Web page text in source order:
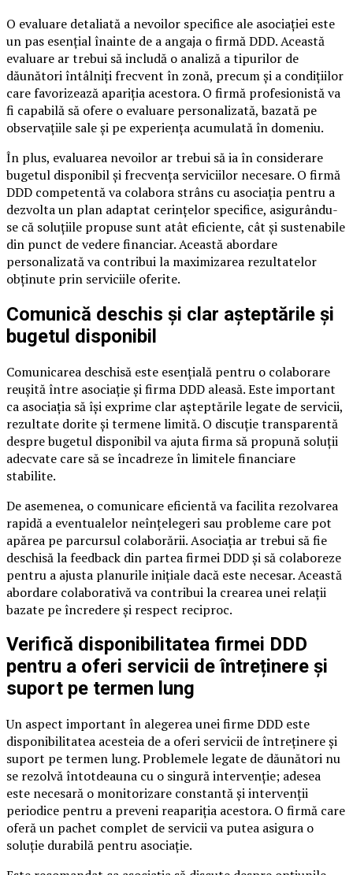
O evaluare detaliată a nevoilor specifice ale asociației este
un pas esențial înainte de a angaja o firmă DDD. Această
evaluare ar trebui să includă o analiză a tipurilor de
dăunători întâlniți frecvent în zonă, precum și a condițiilor
care favorizează apariția acestora. O firmă profesionistă va
fi capabilă să ofere o evaluare personalizată, bazată pe
observațiile sale și pe experiența acumulată în domeniu.
În plus, evaluarea nevoilor ar trebui să ia în considerare
bugetul disponibil și frecvența serviciilor necesare. O firmă
DDD competentă va colabora strâns cu asociația pentru a
dezvolta un plan adaptat cerințelor specifice, asigurându-
se că soluțiile propuse sunt atât eficiente, cât și sustenabile
din punct de vedere financiar. Această abordare
personalizată va contribui la maximizarea rezultatelor
obținute prin serviciile oferite.
Comunică deschis și clar așteptările și
bugetul disponibil
Comunicarea deschisă este esențială pentru o colaborare
reușită între asociație și firma DDD aleasă. Este important
ca asociația să își exprime clar așteptările legate de servicii,
rezultate dorite și termene limită. O discuție transparentă
despre bugetul disponibil va ajuta firma să propună soluții
adecvate care să se încadreze în limitele financiare
stabilite.
De asemenea, o comunicare eficientă va facilita rezolvarea
rapidă a eventualelor neînțelegeri sau probleme care pot
apărea pe parcursul colaborării. Asociația ar trebui să fie
deschisă la feedback din partea firmei DDD și să colaboreze
pentru a ajusta planurile inițiale dacă este necesar. Această
abordare colaborativă va contribui la crearea unei relații
bazate pe încredere și respect reciproc.
Verifică disponibilitatea firmei DDD
pentru a oferi servicii de întreținere și
suport pe termen lung
Un aspect important în alegerea unei firme DDD este
disponibilitatea acesteia de a oferi servicii de întreținere și
suport pe termen lung. Problemele legate de dăunători nu
se rezolvă întotdeauna cu o singură intervenție; adesea
este necesară o monitorizare constantă și intervenții
periodice pentru a preveni reapariția acestora. O firmă care
oferă un pachet complet de servicii va putea asigura o
soluție durabilă pentru asociație.